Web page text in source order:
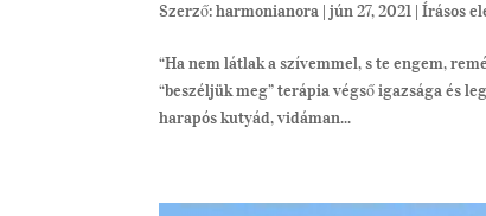
Szerző:harmonianora |jún 27, 2021 |Írásos
“Ha nem látlak a szívemmel, s te engem,
“beszéljük meg” terápia végső igazsága és
harapós kutyád, vidáman...